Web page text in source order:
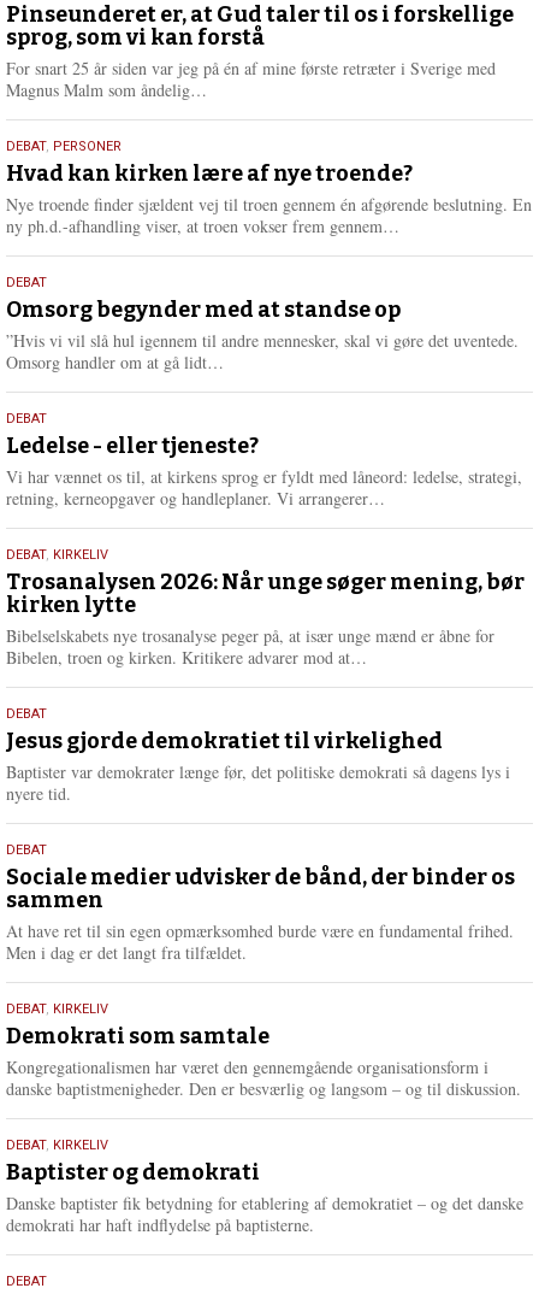
august
2026
Pinseunderet er, at Gud taler til os i forskellige
sprog, som vi kan forstå
For snart 25 år siden var jeg på én af mine første retræter i Sverige med
Magnus Malm som åndelig…
e
r
e
25.
juli
2026
DEBAT, PERSONER
Hvad kan kirken lære af nye troende?
Nye troende finder sjældent vej til troen gennem én afgørende beslutning. En
ny ph.d.-afhandling viser, at troen vokser frem gennem…
e
r
e
9.
juli
2026
DEBAT
Omsorg begynder med at standse op
”Hvis vi vil slå hul igennem til andre mennesker, skal vi gøre det uventede.
Omsorg handler om at gå lidt…
e
r
e
10.
juni
2026
DEBAT
Ledelse - eller tjeneste?
Vi har vænnet os til, at kirkens sprog er fyldt med låneord: ledelse, strategi,
retning, kerneopgaver og handleplaner. Vi arrangerer…
e
2.
juni
2026
DEBAT, KIRKELIV
Trosanalysen 2026: Når unge søger mening, bør
kirken lytte
Bibelselskabets nye trosanalyse peger på, at især unge mænd er åbne for
Bibelen, troen og kirken. Kritikere advarer mod at…
e
r
18.
maj
2026
DEBAT
Jesus gjorde demokratiet til virkelighed
Baptister var demokrater længe før, det politiske demokrati så dagens lys i
nyere tid.
18.
maj
2026
DEBAT
Sociale medier udvisker de bånd, der binder os
sammen
At have ret til sin egen opmærksomhed burde være en fundamental frihed.
Men i dag er det langt fra tilfældet.
18.
maj
2026
DEBAT, KIRKELIV
Demokrati som samtale
Kongregationalismen har været den gennemgående organisationsform i
danske baptistmenigheder. Den er besværlig og langsom – og til diskussion.
18.
maj
2026
DEBAT, KIRKELIV
Baptister og demokrati
Danske baptister fik betydning for etablering af demokratiet – og det danske
demokrati har haft indflydelse på baptisterne.
18.
DEBAT